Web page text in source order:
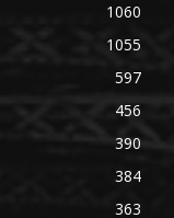
1060
1055
597
456
390
384
363